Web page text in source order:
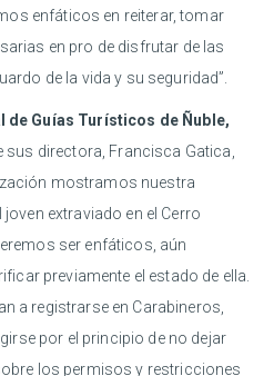
enfáticos en reiterar, tomar
en pro de disfrutar de las
de la vida y su seguridad”.
de Guías Turísticos de Ñuble,
sus directora, Francisca Gatica,
mostramos nuestra
extraviado en el Cerro
ser enfáticos, aún
previamente el estado de ella.
a registrarse en Carabineros,
por el principio de no dejar
los permisos y restricciones